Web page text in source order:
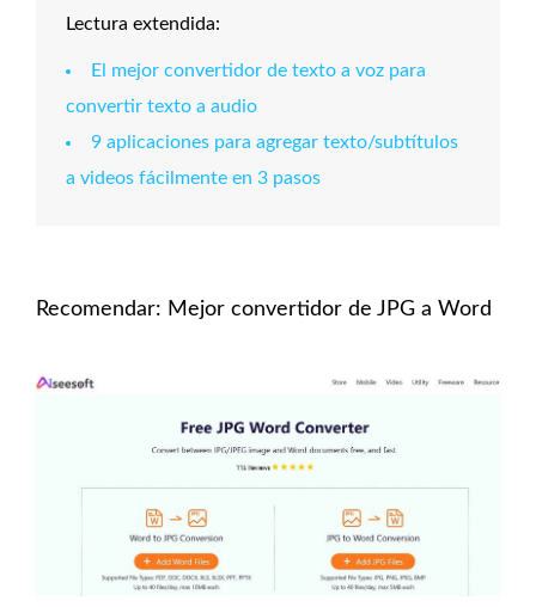
Lectura extendida:
El mejor convertidor de texto a voz para
convertir texto a audio
9 aplicaciones para agregar texto/subtítulos
a videos fácilmente en 3 pasos
Recomendar: Mejor convertidor de JPG a Word